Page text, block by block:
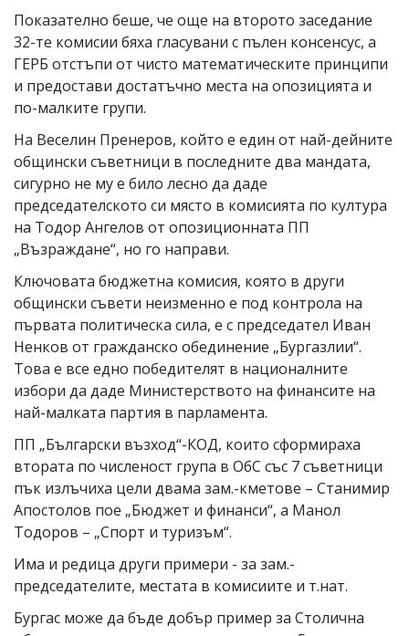
Показателно беше, че още на второто заседание
32-те комисии бяха гласувани с пълен консенсус, а
ГЕРБ отстъпи от чисто математическите принципи
и предостави достатъчно места на опозицията и
по-малките групи.
На Веселин Пренеров, който е един от най-дейните
общински съветници в последните два мандата,
сигурно не му е било лесно да даде
председателското си място в комисията по култура
на Тодор Ангелов от опозиционната ПП
„Възраждане“, но го направи.
Ключовата бюджетна комисия, която в други
общински съвети неизменно е под контрола на
първата политическа сила, е с председател Иван
Ненков от гражданско обединение „Бургазлии“.
Това е все едно победителят в националните
избори да даде Министерството на финансите на
най-малката партия в парламента.
ПП „Български възход“-КОД, които сформираха
втората по численост група в ОбС със 7 съветници
пък излъчиха цели двама зам.-кметове – Станимир
Апостолов пое „Бюджет и финанси“, а Манол
Тодоров – „Спорт и туризъм“.
Има и редица други примери - за зам.-
председателите, местата в комисиите и т.нат.
Бургас може да бъде добър пример за Столична